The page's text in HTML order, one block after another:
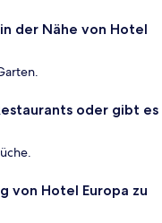
der Nähe von Hotel
oder gibt es
von Hotel Europa zu